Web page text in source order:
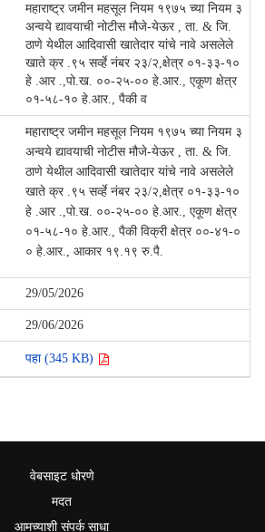
महाराष्ट्र जमीन महसूल नियम १९७५ च्या नियम ३
अन्वये द्यावयाची नोटीस मौजे-येऊर , ता. & जि.
ठाणे येथील आदिवासी खातेदार यांचे नावे असलेले
खाते क्र .९५ सर्व्हे नंबर २३/२,क्षेत्र ०१-३३-१०
हे .आर .,पो.ख. ००-२५-०० हे.आर., एकूण क्षेत्र
०१-५८-१० हे.आर., पैकी व
महाराष्ट्र जमीन महसूल नियम १९७५ च्या नियम ३
अन्वये द्यावयाची नोटीस मौजे-येऊर , ता. & जि.
ठाणे येथील आदिवासी खातेदार यांचे नावे असलेले
खाते क्र .९५ सर्व्हे नंबर २३/२,क्षेत्र ०१-३३-१०
हे .आर .,पो.ख. ००-२५-०० हे.आर., एकूण क्षेत्र
०१-५८-१० हे.आर., पैकी विक्री क्षेत्र ००-४१-०
० हे.आर., आकार १९.१९ रु.पै.
29/05/2026
29/06/2026
पहा (345 KB)
वेबसाइट धोरणे
मदत
आमच्याशी संपर्क साधा